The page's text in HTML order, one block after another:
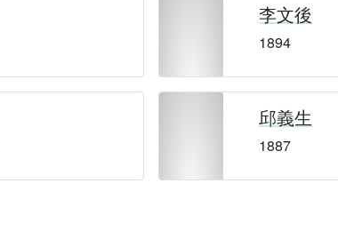
李文後
1894
邱義生
1887